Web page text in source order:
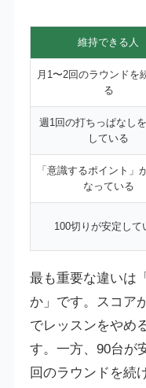
維持できる人
月1〜2回のラウンドを
る
週1回の打ちっぱなし
している
「意識するポイント」
なっている
100切りが安定して
最も重要な違いは
か」です。スコア
でレッスンをやめ
す。一方、90台が
回のラウンドを続